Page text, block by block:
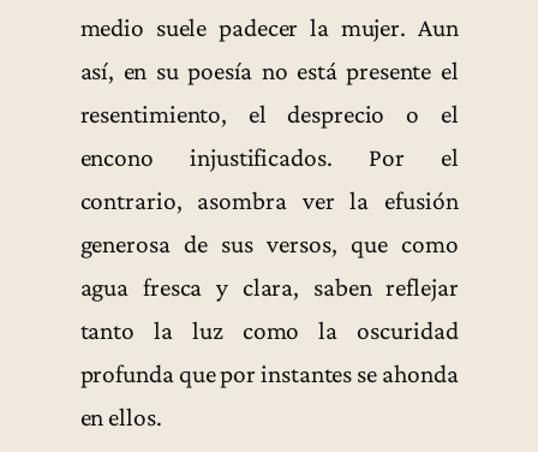
medio suele padecer la mujer. Aun
así, en su poesía no está presente el
resentimiento, el desprecio o el
encono injustificados. Por el
contrario, asombra ver la efusión
generosa de sus versos, que como
agua fresca y clara, saben reflejar
tanto la luz como la oscuridad
profunda que por instantes se ahonda
en ellos.